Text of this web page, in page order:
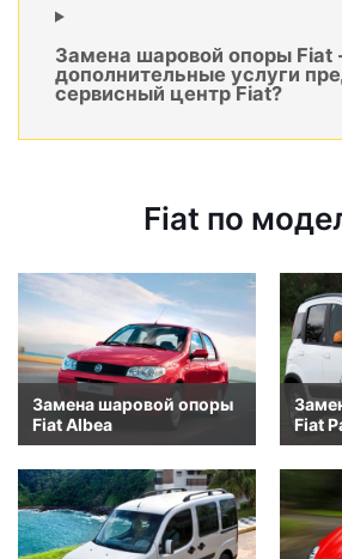
Замена шаровой опоры Fiat
дополнительные услуги
сервисный центр Fiat?
Fiat по
Замена шаровой опоры
Fiat Albea
Fiat